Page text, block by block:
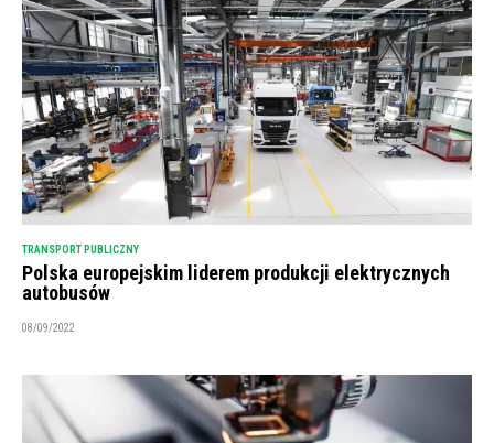
TRANSPORT PUBLICZNY
Polska europejskim liderem produkcji elektrycznych
autobusów
08/09/2022